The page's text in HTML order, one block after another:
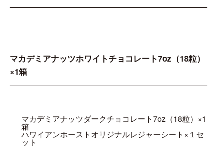
マカデミアナッツホワイトチョコレート7oz（18粒）
×1箱
マカデミアナッツダークチョコレート7oz（18粒）×1
箱
ハワイアンホーストオリジナルレジャーシート×１セ
ット